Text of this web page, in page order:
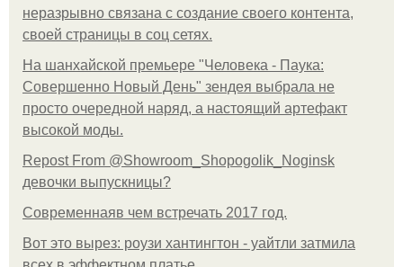
неразрывно связана с создание своего контента,
своей страницы в соц сетях.
На шанхайской премьере "Человека - Паука:
Совершенно Новый День" зендея выбрала не
просто очередной наряд, а настоящий артефакт
высокой моды.
Repost From @Showroom_Shopogolik_Noginsk
девочки выпускницы?
Современнаяв чем встречать 2017 год.
Вот это вырез: роузи хантингтон - уайтли затмила